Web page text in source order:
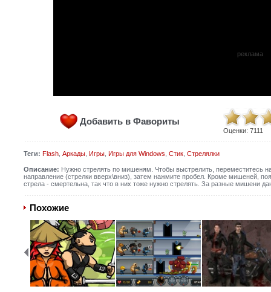
реклама
Добавить в Фавориты
Оценки: 7111
Теги: Flash, Аркады, Игры, Игры для Windows Стик, Стрелялки
Описание: Нужно стрелять по мишеням. Чтобы выстрелить, переместитесь
направление (стрелки вверх\вниз), затем нажмите пробел. Кроме мишеней,
стрела - смертельна, так что в них тоже нужно стрелять. За разные мишени
Похожие